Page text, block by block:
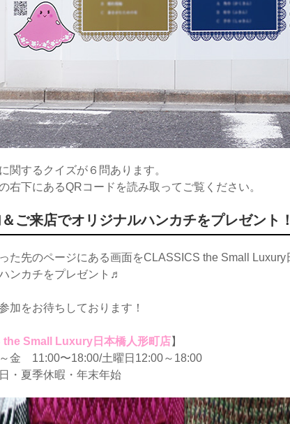
関するクイズが６問あります。
右下にあるQRコードを読み取ってご覧ください。
ご来店でオリジナルハンカチをプレゼント！
た先のページにある画面をCLASSICS the Small
ンカチをプレゼント♬
加をお待ちしております！
the Small Luxury日本橋人形町店】
金 11:00〜18:00/土曜日12:00～18:00
・夏季休暇・年末年始